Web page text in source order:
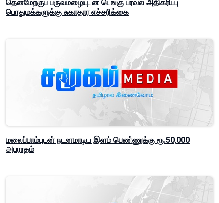
தென்மேற்குப் பருவமழையுடன் டெங்கு பரவல் அதிகரிப்பு
பொதுமக்களுக்கு சுகாதார எச்சரிக்கை
மலைப்பாம்புடன் நடனமாடிய இளம் பெண்ணுக்கு ரூ.50,000
அபராதம்